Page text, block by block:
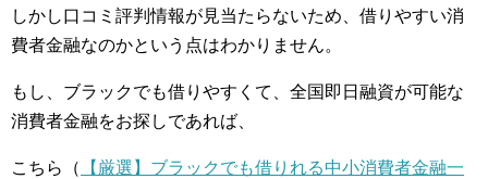
しかし口コミ評判情報が見当たらないため、借りやすい消
費者金融なのかという点はわかりません。
もし、ブラックでも借りやすくて、全国即日融資が可能な
消費者金融をお探しであれば、
こちら（
【厳選】ブラックでも借りれる中小消費者金融一